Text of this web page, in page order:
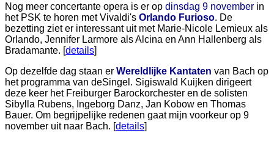
Nog meer concertante opera is er op dinsdag 9 november in
het PSK te horen met Vivaldi's Orlando Furioso. De
bezetting ziet er interessant uit met Marie-Nicole Lemieux als
Orlando, Jennifer Larmore als Alcina en Ann Hallenberg als
Bradamante. [details]
Op dezelfde dag staan er Wereldlijke Kantaten van Bach op
het programma van deSingel. Sigiswald Kuijken dirigeert
deze keer het Freiburger Barockorchester en de solisten
Sibylla Rubens, Ingeborg Danz, Jan Kobow en Thomas
Bauer. Om begrijpelijke redenen gaat mijn voorkeur op 9
november uit naar Bach. [details]